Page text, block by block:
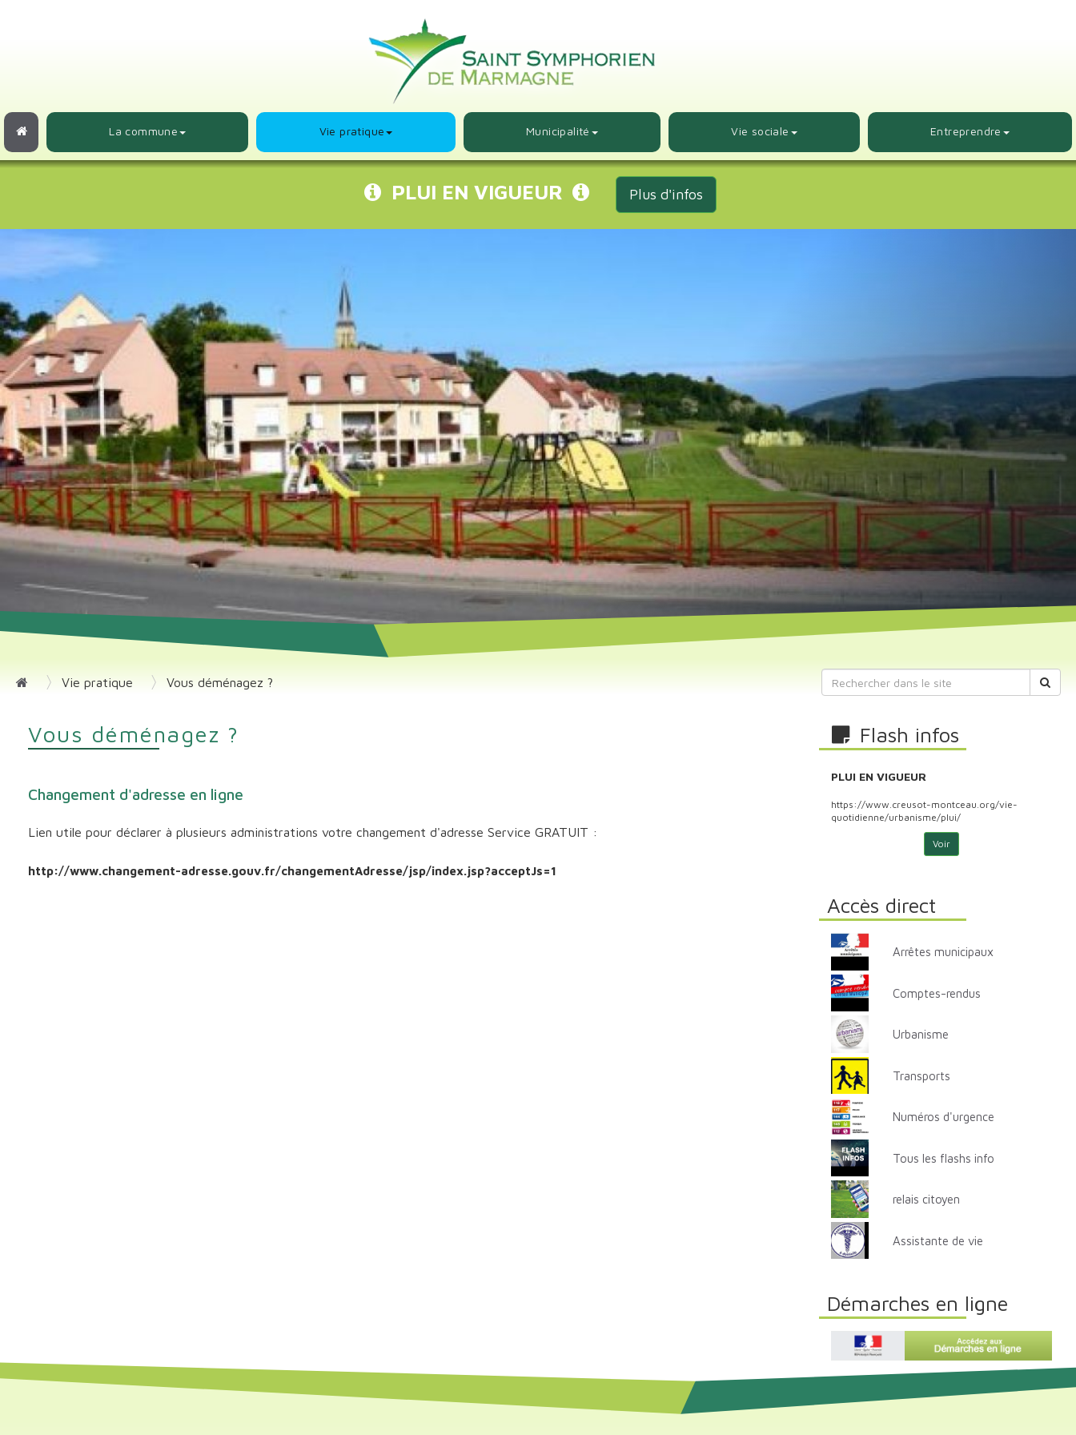
La commune Vie pratique Municipalité Vie sociale Entreprendre
PLUI EN VIGUEUR Plus d'infos
Vie pratique Vous déménagez ?
Vous déménagez ?
Changement d'adresse en ligne
Lien utile pour déclarer à plusieurs administrations votre changement d'adresse Service GRATUIT :
http://www.changement-adresse.gouv.fr/changementAdresse/jsp/index.jsp?acceptJs=1
Flash infos
PLUI EN VIGUEUR
https://www.creusot-montceau.org/vie-
quotidienne/urbanisme/plui/
Voir
Accès direct
Arrêtes municipaux
Comptes-rendus
Urbanisme
Transports
Numéros d'urgence
Tous les flashs info
relais citoyen
Assistante de vie
Démarches en ligne